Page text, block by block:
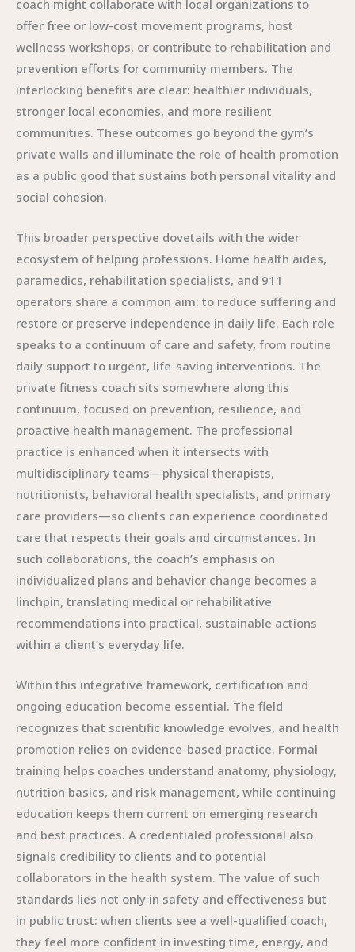
coach might collaborate with local organizations to
offer free or low-cost movement programs, host
wellness workshops, or contribute to rehabilitation and
prevention efforts for community members. The
interlocking benefits are clear: healthier individuals,
stronger local economies, and more resilient
communities. These outcomes go beyond the gym’s
private walls and illuminate the role of health promotion
as a public good that sustains both personal vitality and
social cohesion.
This broader perspective dovetails with the wider
ecosystem of helping professions. Home health aides,
paramedics, rehabilitation specialists, and 911
operators share a common aim: to reduce suffering and
restore or preserve independence in daily life. Each role
speaks to a continuum of care and safety, from routine
daily support to urgent, life-saving interventions. The
private fitness coach sits somewhere along this
continuum, focused on prevention, resilience, and
proactive health management. The professional
practice is enhanced when it intersects with
multidisciplinary teams—physical therapists,
nutritionists, behavioral health specialists, and primary
care providers—so clients can experience coordinated
care that respects their goals and circumstances. In
such collaborations, the coach’s emphasis on
individualized plans and behavior change becomes a
linchpin, translating medical or rehabilitative
recommendations into practical, sustainable actions
within a client’s everyday life.
Within this integrative framework, certification and
ongoing education become essential. The field
recognizes that scientific knowledge evolves, and health
promotion relies on evidence-based practice. Formal
training helps coaches understand anatomy, physiology,
nutrition basics, and risk management, while continuing
education keeps them current on emerging research
and best practices. A credentialed professional also
signals credibility to clients and to potential
collaborators in the health system. The value of such
standards lies not only in safety and effectiveness but
in public trust: when clients see a well-qualified coach,
they feel more confident in investing time, energy, and